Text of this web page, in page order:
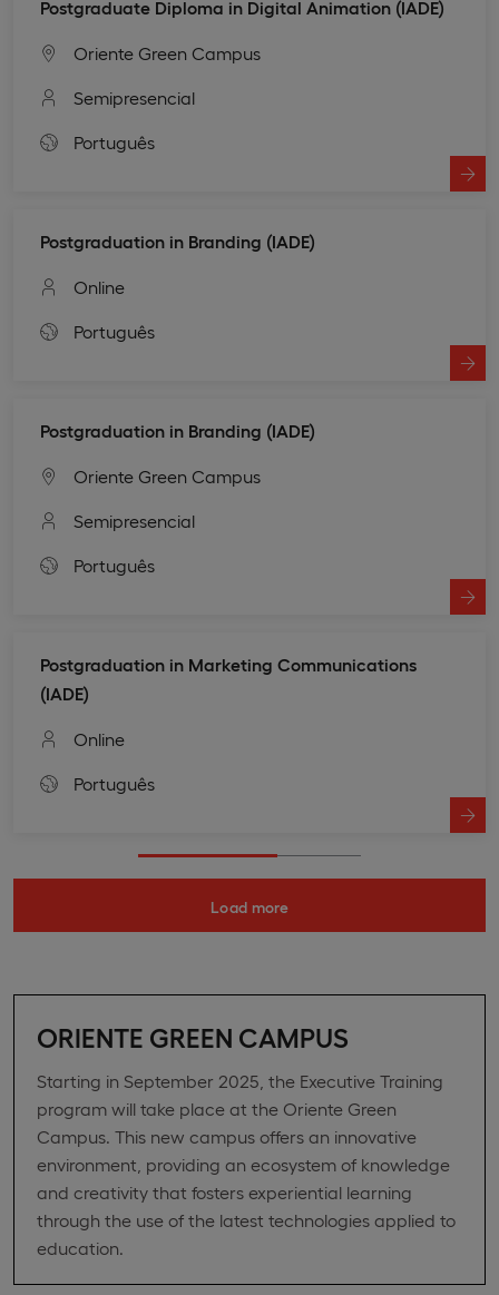
Postgraduate Diploma in Digital Animation (IADE)
Oriente Green Campus
Semipresencial
Português
Postgraduation in Branding (IADE)
Online
Português
Postgraduation in Branding (IADE)
Oriente Green Campus
Semipresencial
Português
Postgraduation in Marketing Communications
(IADE)
Online
Português
Load more
ORIENTE GREEN CAMPUS
Starting in September 2025, the Executive Training
program will take place at the Oriente Green
Campus. This new campus offers an innovative
environment, providing an ecosystem of knowledge
and creativity that fosters experiential learning
through the use of the latest technologies applied to
education.